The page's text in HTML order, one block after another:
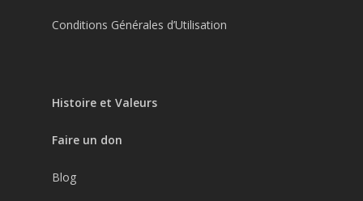
Conditions Générales d’Utilisation
Histoire et Valeurs
Faire un don
Blog